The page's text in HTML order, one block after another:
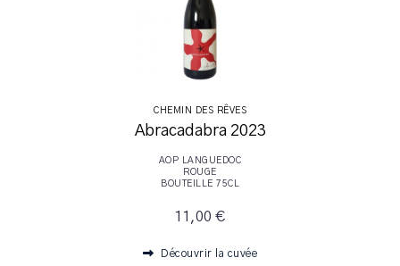
CHEMIN DES RÊVES
Abracadabra 2023
AOP LANGUEDOC
ROUGE
BOUTEILLE 75CL
11,00 €
Découvrir la cuvée